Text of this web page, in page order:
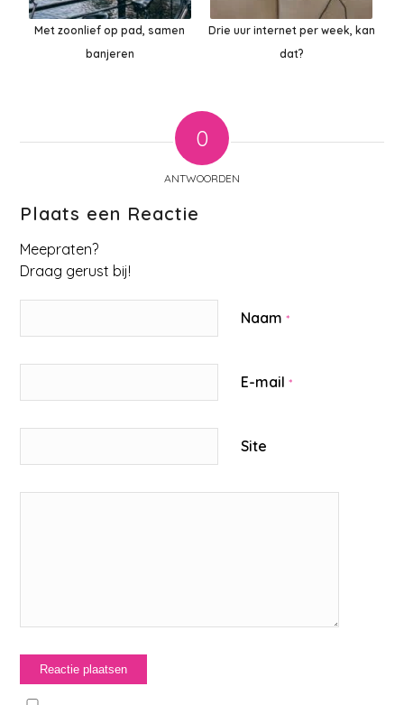
Met zoonlief op pad, samen
banjeren
Drie uur internet per week, kan
dat?
0
ANTWOORDEN
Plaats een Reactie
Meepraten?
Draag gerust bij!
Naam*
E-mail*
Site